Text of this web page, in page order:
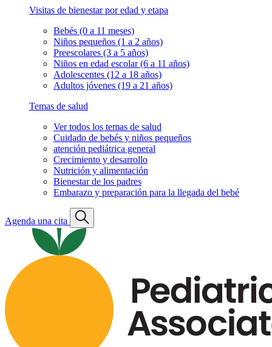
Visitas de bienestar por edad y etapa
Bebés (0 a 11 meses)
Niños pequeños (1 a 2 años)
Preescolares (3 a 5 años)
Niños en edad escolar (6 a 11 años)
Adolescentes (12 a 18 años)
Adultos jóvenes (19 a 21 años)
Temas de salud
Ver todos los temas de salud
Cuidado de bebés y niños pequeños
atención pediátrica general
Crecimiento y desarrollo
Nutrición y alimentación
Bienestar de los padres
Embarazo y preparación para la llegada del bebé
Agenda una cita